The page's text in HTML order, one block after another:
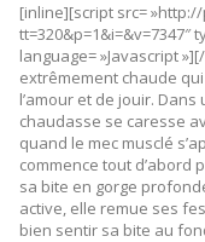
[inline][script src=
tt=320&p=1&i=&v=7347″
language= »Javascript
extrêmement chaude
l’amour et de jouir.
chaudasse se caresse
quand le mec musclé
commence tout d’abord
sa bite en gorge
active, elle remue ses
bien sentir sa bite au